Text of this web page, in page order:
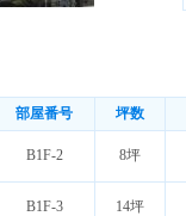
部屋番号 坪数
B1F-2 8坪
B1F-3 14坪